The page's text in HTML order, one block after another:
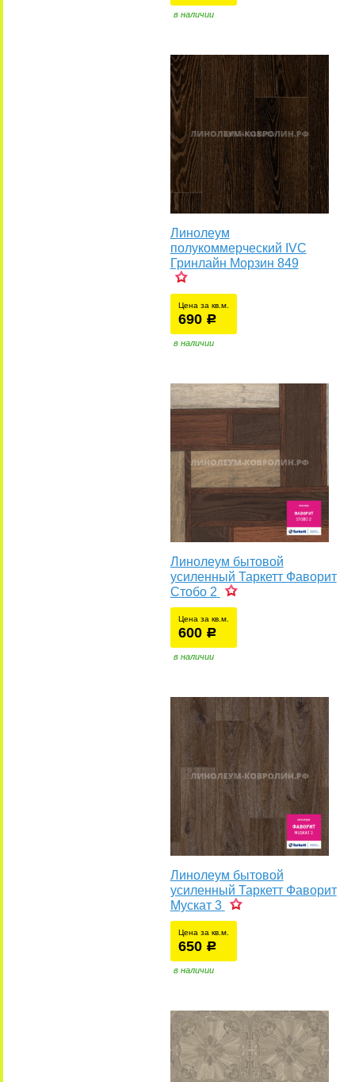
в наличии
Линолеум
полукоммерческий IVC
Гринлайн Морзин 849
Цена за кв.м.
690 р
в наличии
Линолеум бытовой
усиленный Таркетт Фаворит
Стобо 2
Цена за кв.м.
600 р
в наличии
Линолеум бытовой
усиленный Таркетт Фаворит
Мускат 3
Цена за кв.м.
650 р
в наличии